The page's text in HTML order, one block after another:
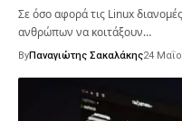
Σε όσο αφορά τις Linux
ανθρώπων να κοιτάξουν…
ByΠαναγιώτης Σακαλάκης24